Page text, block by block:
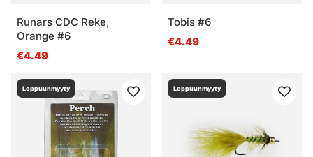
Runars CDC Reke,
Orange #6
€4.49
Tobis #6
€4.49
Loppuunmyyty Loppuunmyyty